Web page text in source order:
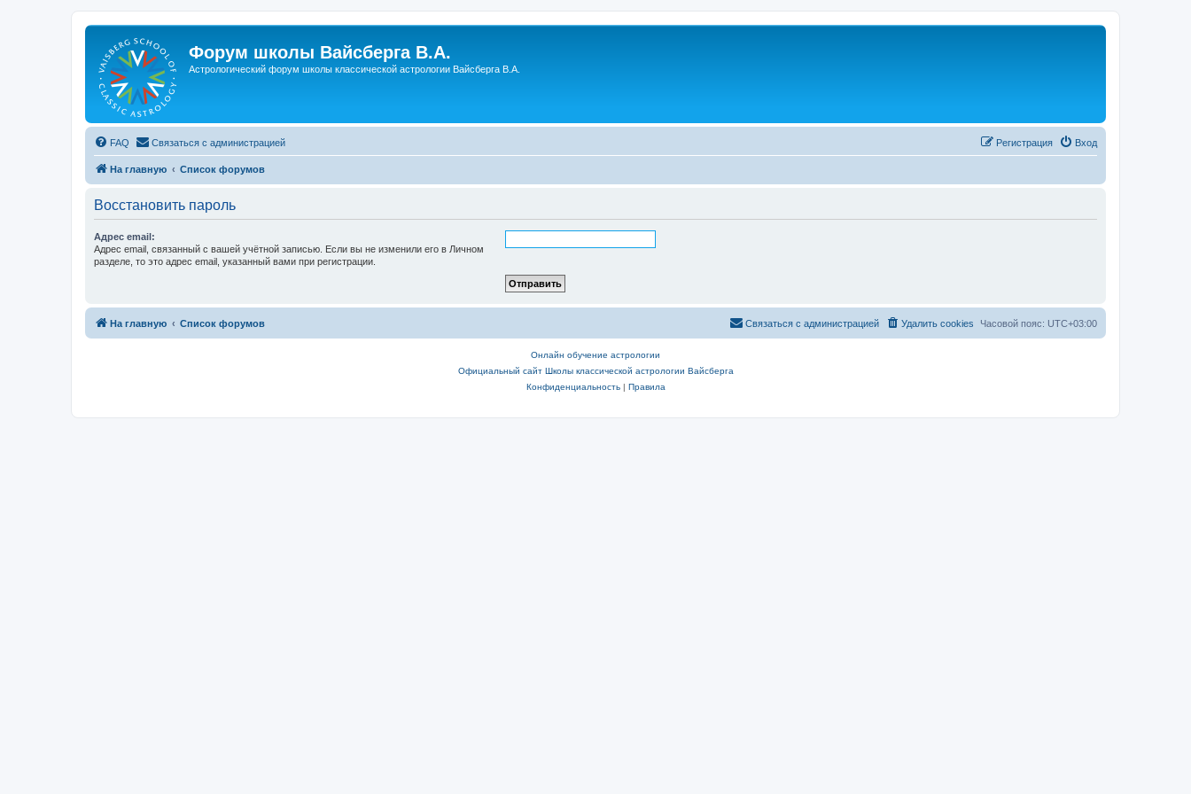
Форум школы Вайсберга В.А.
Астрологический форум школы классической астрологии Вайсберга В.А.
FAQ Связаться с администрацией Вход
Регистрация
На главную Список форумов
Восстановить пароль
Адрес email:
Адрес email, связанный с вашей учётной записью. Если вы не изменили его в Личном
разделе, то это адрес email, указанный вами при регистрации.
На главную Список форумов Часовой пояс: UTC+03:00
Удалить cookies
Связаться с администрацией
Онлайн обучение астрологии
Официальный сайт Школы классической астрологии Вайсберга
Конфиденциальность| Правила